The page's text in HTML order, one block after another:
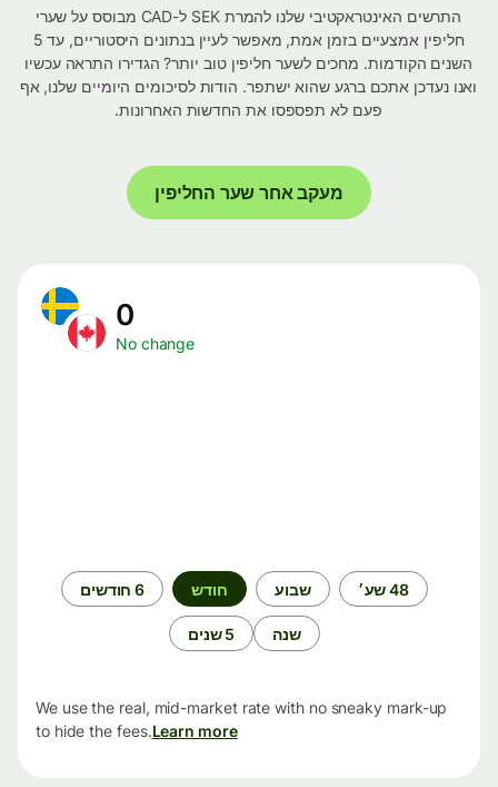
התרשים האינטראקטיבי שלנו להמרת SEK ל-CAD מבוסס על שערי
חליפין אמצעיים בזמן אמת, מאפשר לעיין בנתונים היסטוריים, עד 5
השנים הקודמות. מחכים לשער חליפין טוב יותר? הגדירו התראה עכשיו
ואנו נעדכן אתכם ברגע שהוא ישתפר. הודות לסיכומים היומיים שלנו, אף
פעם לא תפספסו את החדשות האחרונות.
מעקב אחר שער החליפין
No change
48 שע׳ שבוע חודש 6 חודשים
שנה 5 שנים
We use the real, mid-market rate with no sneaky mark-up
to hide the fees.Learn more